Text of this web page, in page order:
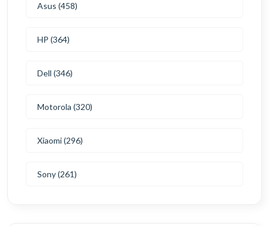
Asus (458)
HP (364)
Dell (346)
Motorola (320)
Xiaomi (296)
Sony (261)